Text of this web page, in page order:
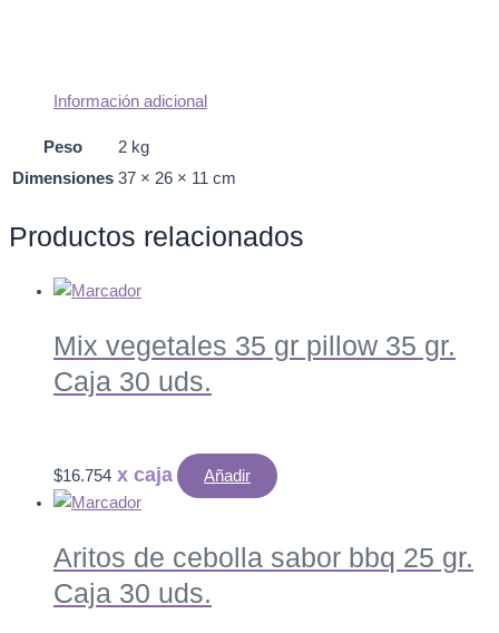
Información adicional
Peso
2 kg
Dimensiones 37 × 26 × 11 cm
Productos relacionados
Mix vegetales 35 gr pillow 35 gr.
Caja 30 uds.
$16.754 Añadir
Aritos de cebolla sabor bbq 25 gr.
Caja 30 uds.